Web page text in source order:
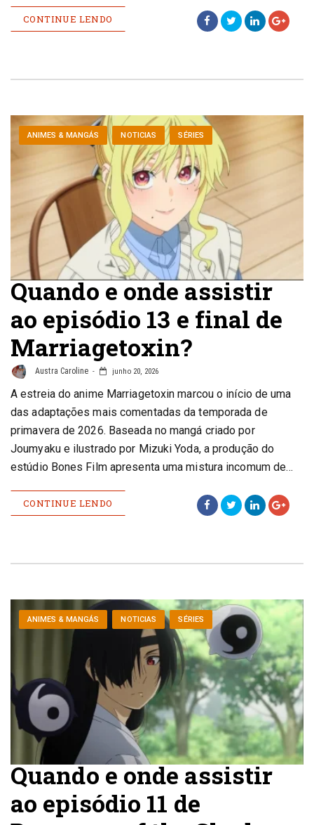
CONTINUE LENDO
ANIMES & MANGÁS NOTICIAS SÉRIES
Quando e onde assistir
ao episódio 13 e final de
Marriagetoxin?
Austra Caroline junho 20, 2026
A estreia do anime Marriagetoxin marcou o início de uma
das adaptações mais comentadas da temporada de
primavera de 2026. Baseada no mangá criado por
Joumyaku e ilustrado por Mizuki Yoda, a produção do
estúdio Bones Film apresenta uma mistura incomum de…
CONTINUE LENDO
ANIMES & MANGÁS NOTICIAS SÉRIES
Quando e onde assistir
ao episódio 11 de